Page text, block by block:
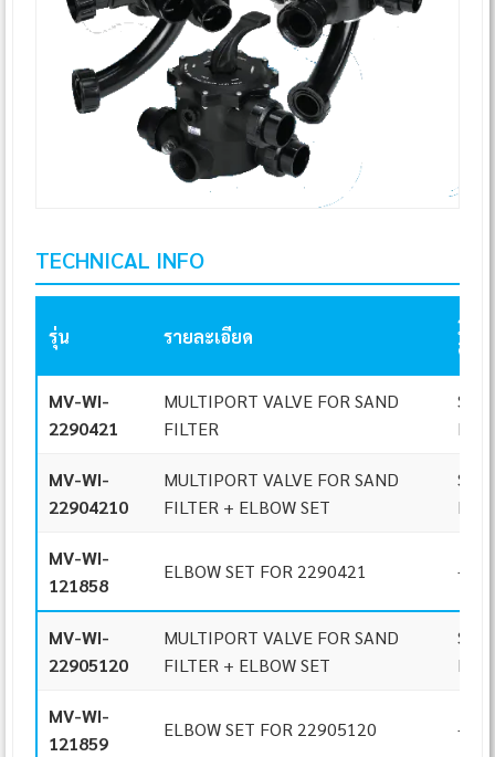
TECHNICAL INFO
รุ่น รายละเอียด
รูปแ
ติดตั้
MV-WI-
2290421
MULTIPORT VALVE FOR SAND
FILTER
SIDE
MV-WI-
22904210
MULTIPORT VALVE FOR SAND
FILTER + ELBOW SET
SIDE
MV-WI-
121858
ELBOW SET FOR 2290421 -
MV-WI-
22905120
MULTIPORT VALVE FOR SAND
FILTER + ELBOW SET
SIDE
MV-WI-
121859
ELBOW SET FOR 22905120 -